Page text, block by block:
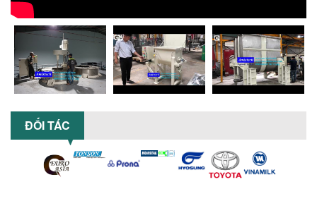
GIÁ RẺ CHO NGÀNH HÓA CHẤT?
Máy nghiền dung môi giá rẻ có thực sự
phù hợp với ngành hóa chất? Bài viết
phân tích ưu, nhược điểm của máy...
5 LỢI ÍCH NỔI BẬT KHI SỬ DỤNG MÁY
lượng, tiết kiệm chi phí, tăng năng
suất,...
ĐỐI TÁC